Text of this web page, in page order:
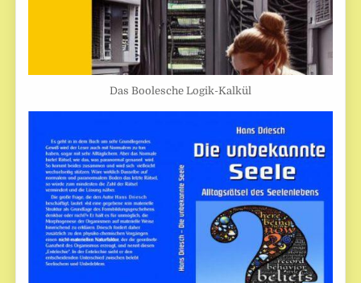
Das Boolesche Logik-Kalkül